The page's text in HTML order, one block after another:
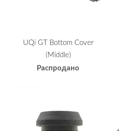
UQi GT Bottom Cover
(Middle)
Распродано